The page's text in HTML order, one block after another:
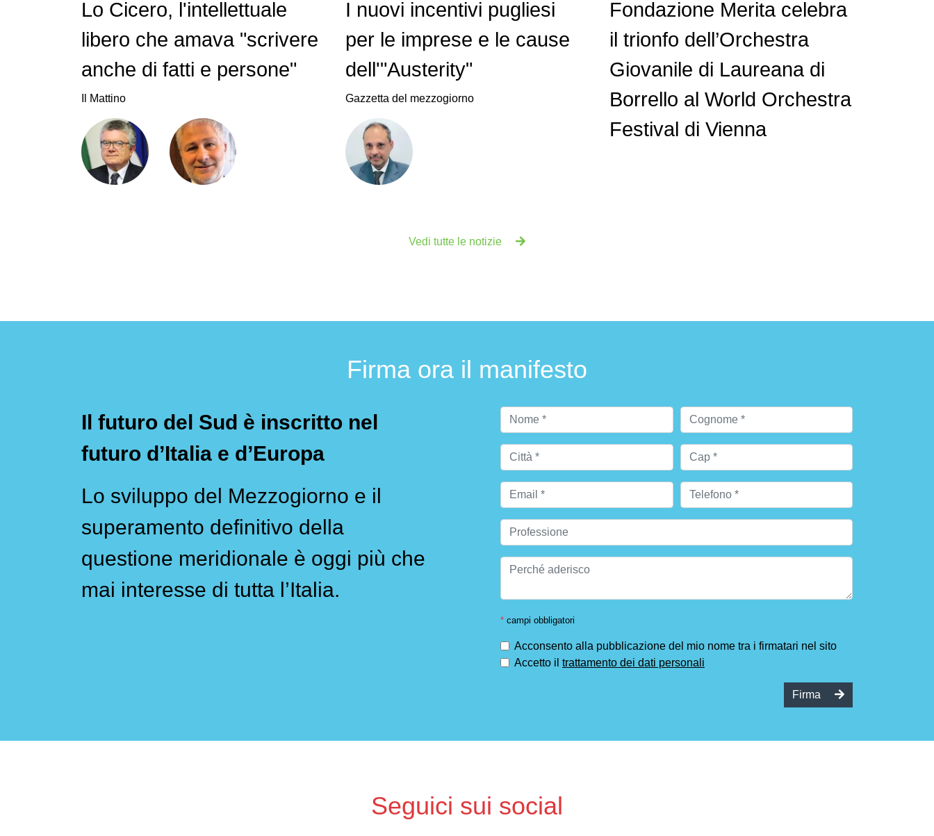
Lo Cicero, l'intellettuale
libero che amava "scrivere
anche di fatti e persone"
Il Mattino
I nuovi incentivi pugliesi
per le imprese e le cause
dell'"Austerity"
Gazzetta del mezzogiorno
Fondazione Merita celebra
il trionfo dell’Orchestra
Giovanile di Laureana di
Borrello al World Orchestra
Festival di Vienna
Vedi tutte le notizie
Firma ora il manifesto
Il futuro del Sud è inscritto nel
futuro d’Italia e d’Europa
Lo sviluppo del Mezzogiorno e il
superamento definitivo della
questione meridionale è oggi più che
mai interesse di tutta l’Italia.
* campi obbligatori
Acconsento alla pubblicazione del mio nome tra i firmatari nel sito
Accetto il trattamento dei dati personali
Firma
Seguici sui social